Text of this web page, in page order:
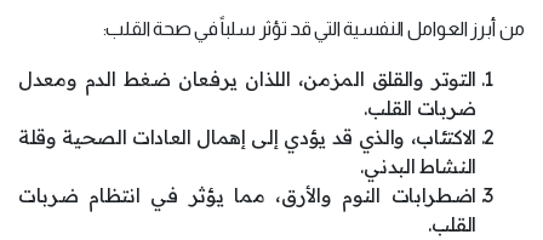
من أبرز العوامل النفسية التي قد تؤثر سلباً في صحة القلب:
التوتر والقلق المزمن، اللذان يرفعان ضغط الدم ومعدل
ضربات القلب.
الاكتئاب، والذي قد يؤدي إلى إهمال العادات الصحية وقلة
النشاط البدني.
اضطرابات النوم والأرق، مما يؤثر في انتظام ضربات
القلب.